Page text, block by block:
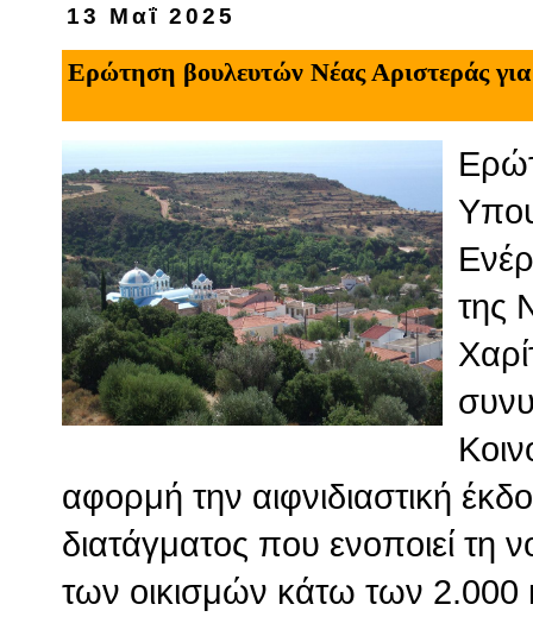
13 Μαΐ 2025
Ερώτηση βουλευτών Νέας Αριστεράς
της
αφορμή την αιφνιδιαστική
διατάγματος που ενοποιεί τη
των οικισμών κάτω των 2.000